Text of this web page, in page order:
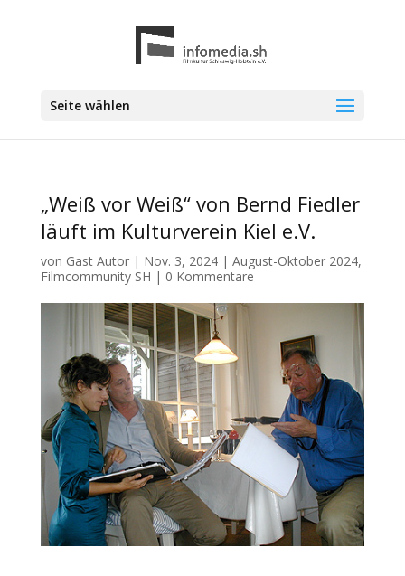
Seite wählen
„Weiß vor Weiß“ von Bernd Fiedler
läuft im Kulturverein Kiel e.V.
von Gast Autor| Nov. 3, 2024| August-Oktober 2024,
Filmcommunity SH | 0 Kommentare